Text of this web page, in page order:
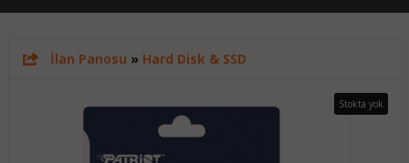
İlan Panosu » Hard Disk & SSD
Stokta yok